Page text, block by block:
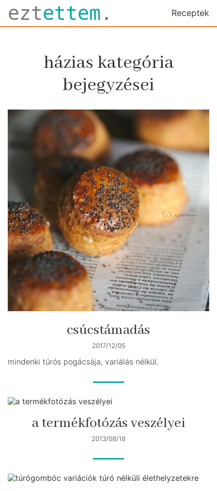
eztettem . Receptek
házias kategória
bejegyzései
csúcstámadás
2017/12/05
mindenki túrós pogácsája, variálás nélkül.
a termékfotózás veszélyei
2013/08/18